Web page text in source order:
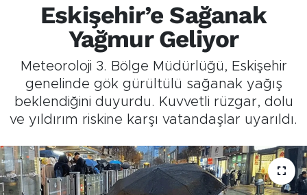
Eskişehir’e Sağanak
Yağmur Geliyor
Meteoroloji 3. Bölge Müdürlüğü, Eskişehir
genelinde gök gürültülü sağanak yağış
beklendiğini duyurdu. Kuvvetli rüzgar, dolu
ve yıldırım riskine karşı vatandaşlar uyarıldı.